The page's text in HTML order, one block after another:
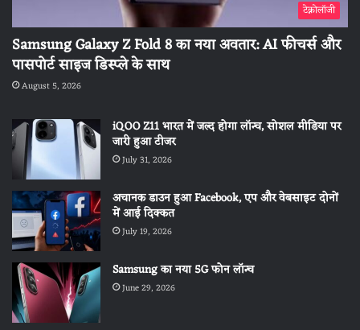
टेक्नोलॉजी
Samsung Galaxy Z Fold 8 का नया अवतार: AI फीचर्स और
पासपोर्ट साइज डिस्प्ले के साथ
August 5, 2026
iQOO Z11 भारत में जल्द होगा लॉन्च, सोशल मीडिया पर
जारी हुआ टीजर
July 31, 2026
अचानक डाउन हुआ Facebook, एप और वेबसाइट दोनों
में आई दिक्कत
July 19, 2026
Samsung का नया 5G फोन लॉन्च
June 29, 2026